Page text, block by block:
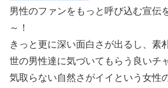
男性のファンをもっと呼び込む宣伝
～！
きっと更に深い面白さが出るし、素
世の男性達に気づいてもらう良いチ
気取らない自然さがイイという女性